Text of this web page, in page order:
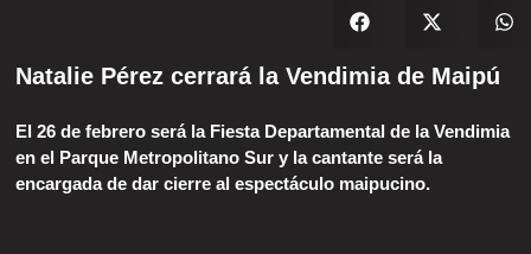
Natalie Pérez cerrará la Vendimia de Maipú
El 26 de febrero será la Fiesta Departamental de la Vendimia
en el Parque Metropolitano Sur y la cantante será la
encargada de dar cierre al espectáculo maipucino.